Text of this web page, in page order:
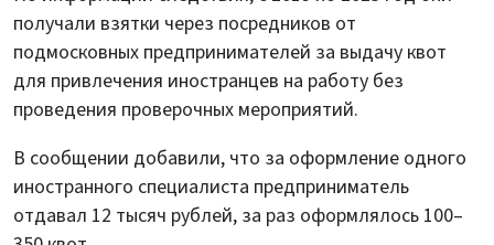
получали взятки через посредников от
подмосковных предпринимателей за выдачу квот
для привлечения иностранцев на работу без
проведения проверочных мероприятий.
В сообщении добавили, что за оформление одного
иностранного специалиста предприниматель
отдавал 12 тысяч рублей, за раз оформлялось 100–